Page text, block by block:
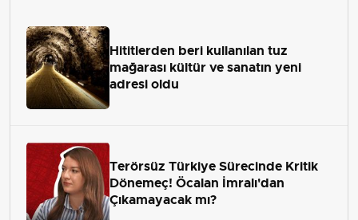
Hititlerden beri kullanılan tuz
mağarası kültür ve sanatın yeni
adresi oldu
Terörsüz Türkiye Sürecinde Kritik
Dönemeç! Öcalan İmralı'dan
Çıkamayacak mı?